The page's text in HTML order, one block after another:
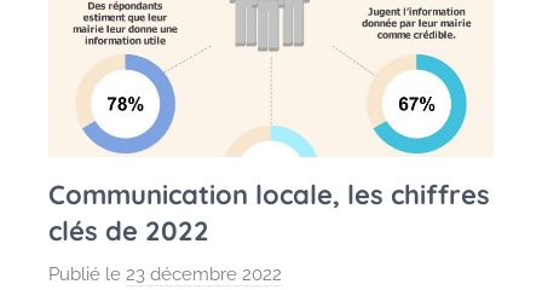
Communication locale, les chiffres
clés de 2022
Publié le 23 décembre 2022